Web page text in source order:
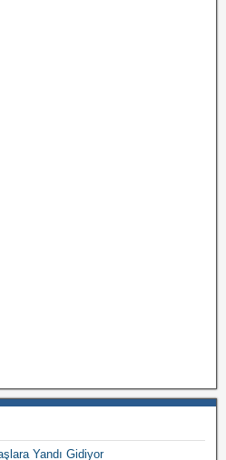
Yandı Gidiyor